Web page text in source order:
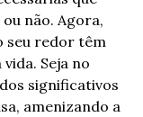
não. Agora,
seu redor têm
Seja no
significativos
amenizando a